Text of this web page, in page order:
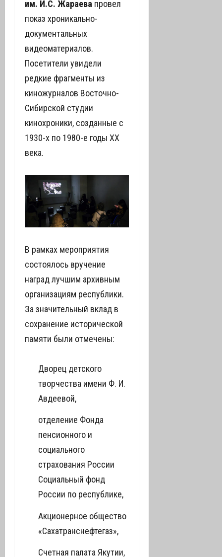
им. И.С. Жараева провел
показ хроникально-
документальных
видеоматериалов.
Посетители увидели
редкие фрагменты из
киножурналов Восточно-
Сибирской студии
кинохроники, созданные с
1930-х по 1980-е годы ХХ
века.
В рамках мероприятия
состоялось вручение
наград лучшим архивным
организациям республики.
За значительный вклад в
сохранение исторической
памяти были отмечены:
Дворец детского
творчества имени Ф. И.
Авдеевой,
отделение Фонда
пенсионного и
социального
страхования России
Социальный фонд
России по республике,
Акционерное общество
«Сахатранснефтегаз»,
Счетная палата Якутии,